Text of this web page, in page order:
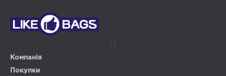
Компанія
Покупки